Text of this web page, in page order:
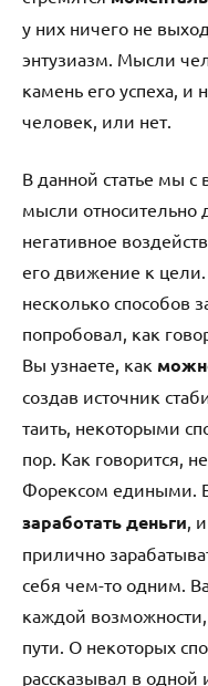
у них ничего не
энтузиазм. Мысли
камень его успеха, и
человек, или нет.
В данной статье мы с
мысли относительно
негативное
его движение к
несколько способов
попробовал, как
Вы узнаете, как
создав источник
таить, некоторыми
пор. Как говорится,
Форексом едиными.
заработать деньги ,
прилично
себя чем-то одним.
каждой возможности,
пути. О некоторых
рассказывал в одной